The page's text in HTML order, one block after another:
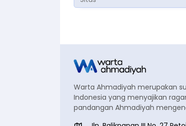
Warta Ahmadiyah merupakan
Indonesia yang menyajikan
pandangan Ahmadiyah